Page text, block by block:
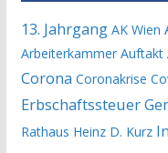
13. Jahrgang AK Wien
Arbeiterkammer Auftakt
Corona Coronakrise
Erbschaftssteuer
Rathaus Heinz D. Kurz